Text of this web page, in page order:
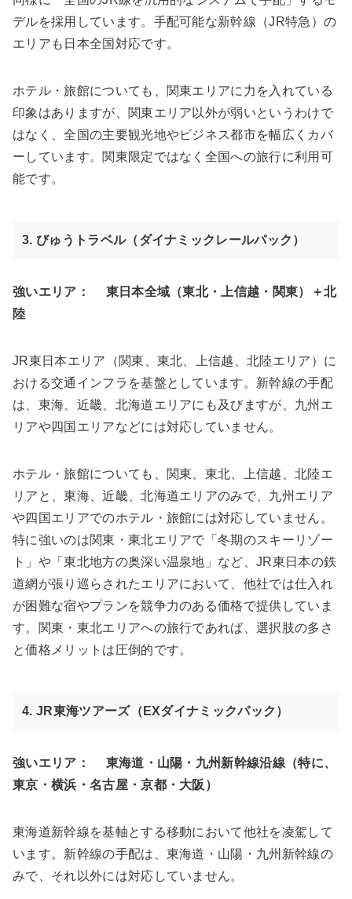
デルを採用しています。手配可能な新幹線（JR特急）の
エリアも日本全国対応です。
ホテル・旅館についても、関東エリアに力を入れている
印象はありますが、関東エリア以外が弱いというわけで
はなく、全国の主要観光地やビジネス都市を幅広くカバ
ーしています。関東限定ではなく全国への旅行に利用可
能です。
3. びゅうトラベル（ダイナミックレールパック）
強いエリア： 東日本全域（東北・上信越・関東）＋北
陸
JR東日本エリア（関東、東北、上信越、北陸エリア）に
おける交通インフラを基盤としています。新幹線の手配
は、東海、近畿、北海道エリアにも及びますが、九州エ
リアや四国エリアなどには対応していません。
ホテル・旅館についても、関東、東北、上信越、北陸エ
リアと、東海、近畿、北海道エリアのみで、九州エリア
や四国エリアでのホテル・旅館には対応していません。
特に強いのは関東・東北エリアで「冬期のスキーリゾー
ト」や「東北地方の奥深い温泉地」など、JR東日本の鉄
道網が張り巡らされたエリアにおいて、他社では仕入れ
が困難な宿やプランを競争力のある価格で提供していま
す。関東・東北エリアへの旅行であれば、選択肢の多さ
と価格メリットは圧倒的です。
4. JR東海ツアーズ（EXダイナミックパック）
強いエリア：
東海道・山陽・九州新幹線沿線（特に、
東京・横浜・名古屋・京都・大阪）
東海道新幹線を基軸とする移動において他社を凌駕して
います。新幹線の手配は、東海道・山陽・九州新幹線の
みで、それ以外には対応していません。